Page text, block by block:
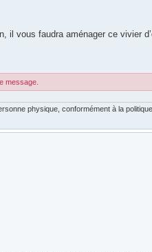
vous faudra aménager ce vivier
message.
physique, conformément à la